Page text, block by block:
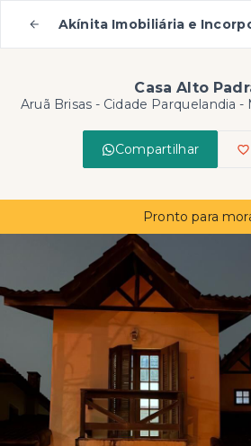
Akínita Imobiliária e
Casa Alto
Aruã Brisas - Cidade Parquelandia -
Compartilhar
Pronto para